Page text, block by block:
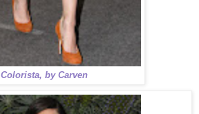
Colorista, by Carven